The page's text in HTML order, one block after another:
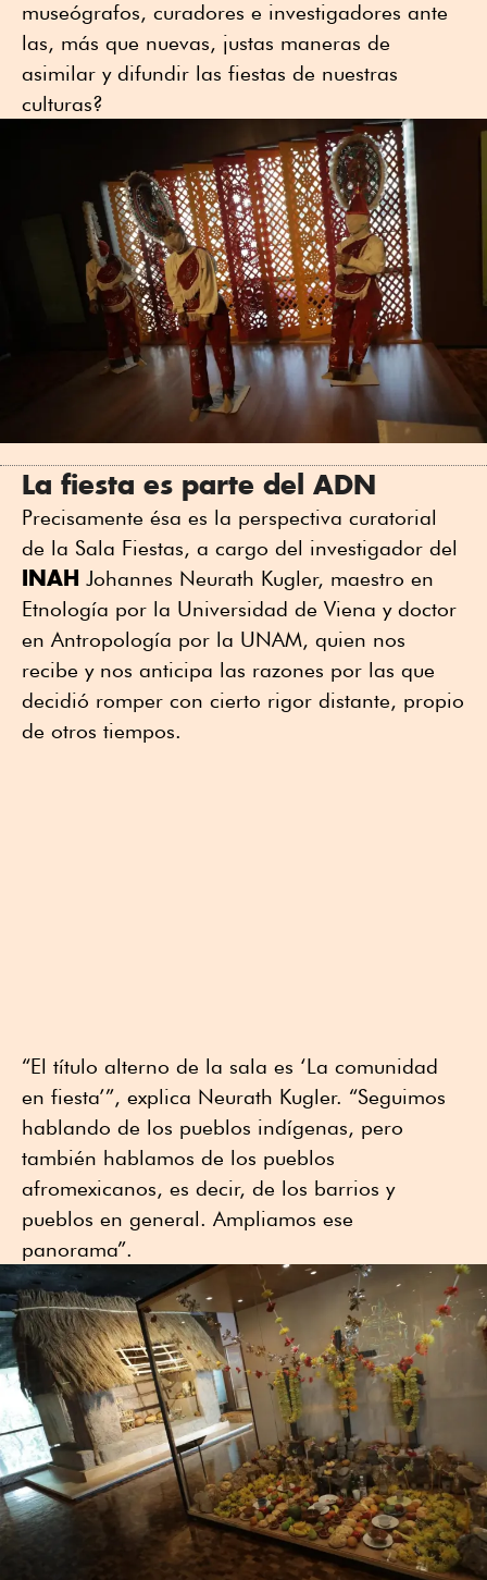
museógrafos, curadores e investigadores ante
las, más que nuevas, justas maneras de
asimilar y difundir las fiestas de nuestras
culturas?
La fiesta es parte del ADN
Precisamente ésa es la perspectiva curatorial
de la Sala Fiestas, a cargo del investigador del
INAH Johannes Neurath Kugler, maestro en
Etnología por la Universidad de Viena y doctor
en Antropología por la UNAM, quien nos
recibe y nos anticipa las razones por las que
decidió romper con cierto rigor distante, propio
de otros tiempos.
“El título alterno de la sala es ‘La comunidad
en fiesta’”, explica Neurath Kugler. “Seguimos
hablando de los pueblos indígenas, pero
también hablamos de los pueblos
afromexicanos, es decir, de los barrios y
pueblos en general. Ampliamos ese
panorama”.